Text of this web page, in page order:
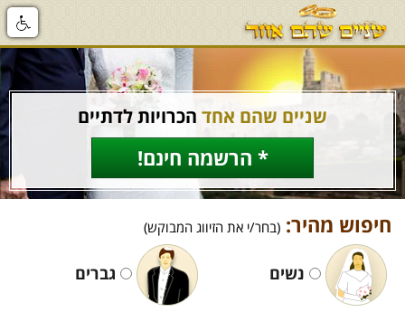
שניים שהם אחד הכרויות לדתיים
* הרשמה חינם!
חיפוש מהיר: (בחר/י את הזיווג המבוקש)
נשים גברים